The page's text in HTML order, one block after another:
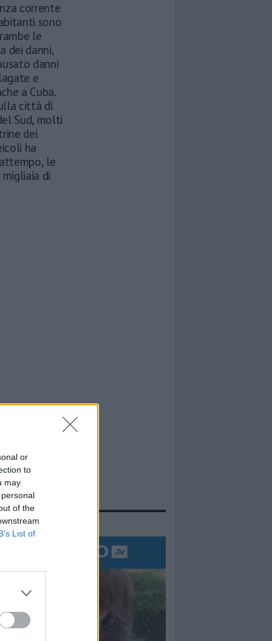
or
to
may
of the
List of
corrente
sono
le
dei danni,
danni
e
a Cuba.
città di
Sud, molti
dei
ha
le
di